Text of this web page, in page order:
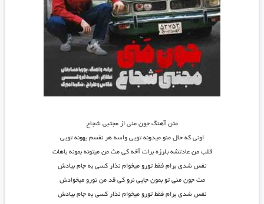
متن آهنگ جون منی از مجتبی شجاع
اونی که حال منو میدونه تویی واسه هر نفسم بهونه تویی
قلب من عادتشه بلرزه برات آخه کی مث من میتونه بمونه باهات
نفس شدی برام فقط تورو میخوام نذار کسی به جام بیادش
مث جون منی تو بمون جایی نرو کی قد من تورو میخوادش
نفس شدی برام فقط تورو میخوام نذار کسی به جام بیادش